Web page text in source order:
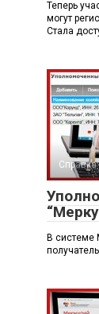
Теперь
могут
Стала
Справка
В системе